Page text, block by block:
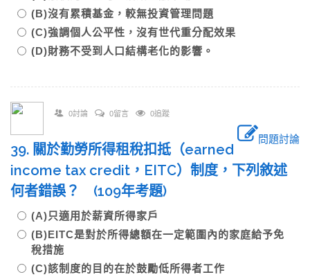
(B)沒有累積基金，較無投資管理問題
(C)強調個人公平性，沒有世代重分配效果
(D)財務不受到人口結構老化的影響。
0討論 0留言 0追蹤
問題討論
39. 關於勤勞所得租稅扣抵（earned
income tax credit，EITC）制度，下列敘述
何者錯誤？ (109年考題)
(A)只適用於薪資所得家戶
(B)EITC是對於所得總額在一定範圍內的家庭給予免
稅措施
(C)該制度的目的在於鼓勵低所得者工作